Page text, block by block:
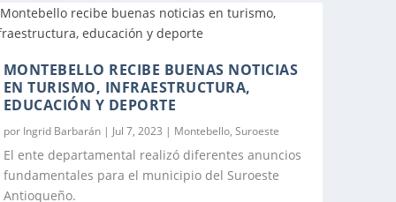
MONTEBELLO RECIBE BUENAS NOTICIAS
EN TURISMO, INFRAESTRUCTURA,
EDUCACIÓN Y DEPORTE
por Ingrid Barbarán| Jul 7, 2023 | Montebello, Suroeste
El ente departamental realizó diferentes anuncios
fundamentales para el municipio del Suroeste
Antioqueño.